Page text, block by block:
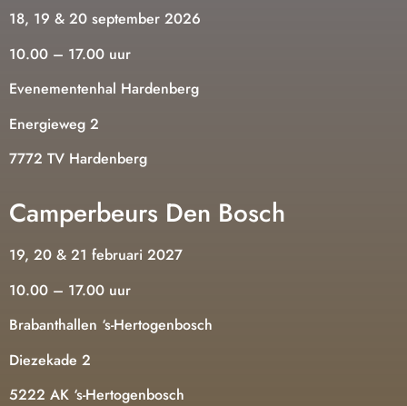
18, 19 & 20 september 2026
10.00 – 17.00 uur
Evenementenhal Hardenberg
Energieweg 2
7772 TV Hardenberg
Camperbeurs Den Bosch
19, 20 & 21 februari 2027
10.00 – 17.00 uur
Brabanthallen ‘s-Hertogenbosch
Diezekade 2
5222 AK ‘s-Hertogenbosch